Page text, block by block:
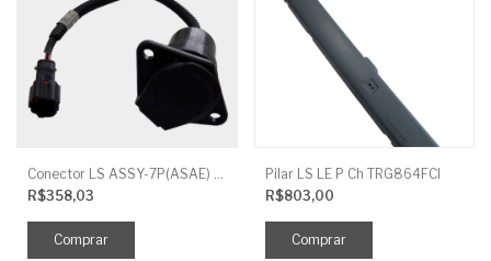
R$358,03
Pilar LS LE P Ch TRG864FCI
R$803,00